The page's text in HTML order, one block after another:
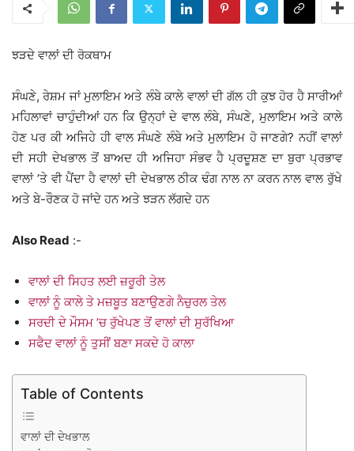
ਝੜਦੇ ਵਾਲਾਂ ਦੀ ਰੋਕਥਾਮ
ਸੰਘਣੇ, ਰੇਸ਼ਮ ਜਾਂ ਮੁਲਾਇਮ ਅਤੇ ਲੰਬੇ ਕਾਲੇ ਵਾਲਾਂ ਦੀ ਗੱਲ ਹੀ ਕੁਝ ਹੋਰ ਹੈ ਸਾਰੀਆਂ
ਮਹਿਲਾਵਾਂ ਚਾਹੁੰਦੀਆਂ ਹਨ ਕਿ ਉਨ੍ਹਾਂ ਦੇ ਵਾਲ ਲੰਬੇ, ਸੰਘਣੇ, ਮੁਲਾਇਮ ਅਤੇ ਕਾਲੇ
ਹੋਣ ਪਰ ਕੀ ਅਜਿਹੇ ਹੀ ਵਾਲ ਸੰਘਣੇ ਲੰਬੇ ਅਤੇ ਮੁਲਾਇਮ ਹੋ ਜਾਣਗੇ? ਨਹੀਂ ਵਾਲਾਂ
ਦੀ ਸਹੀ ਦੇਖਭਾਲ ਤੋਂ ਬਾਅਦ ਹੀ ਅਜਿਹਾ ਸੰਭਵ ਹੈ ਪ੍ਰਦੂਸ਼ਣ ਦਾ ਬੁਰਾ ਪ੍ਰਭਾਵ
ਵਾਲਾਂ ’ਤੇ ਵੀ ਪੈਂਦਾ ਹੈ ਵਾਲਾਂ ਦੀ ਦੇਖਭਾਲ ਠੀਕ ਢੰਗ ਨਾਲ ਨਾ ਕਰਨ ਨਾਲ ਵਾਲ ਰੁੱਖੇ
ਅਤੇ ਬੇ-ਰੌਣਕ ਹੋ ਜਾਂਦੇ ਹਨ ਅਤੇ ਝੜਨ ਲੱਗਦੇ ਹਨ
Also Read :-
ਵਾਲਾਂ ਦੀ ਸਿਹਤ ਲਈ ਜ਼ਰੂਰੀ ਤੇਲ
ਵਾਲਾਂ ਨੂੰ ਕਾਲੇ ਤੇ ਮਜ਼ਬੂਤ ਬਣਾਉਣਗੇ ਨੈਚੁਰਲ ਤੇਲ
ਸਰਦੀ ਦੇ ਮੌਸਮ ’ਚ ਰੁੱਖੇਪਣ ਤੋਂ ਵਾਲਾਂ ਦੀ ਸੁਰੱਖਿਆ
ਸਫੈਦ ਵਾਲਾਂ ਨੂੰ ਤੁਸੀਂ ਬਣਾ ਸਕਦੇ ਹੋ ਕਾਲਾ
Table of Contents
ਵਾਲਾਂ ਦੀ ਦੇਖਭਾਲ